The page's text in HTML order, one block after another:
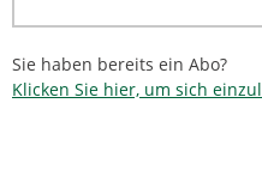
Sie haben bereits ein Abo?
Klicken Sie hier, um sich